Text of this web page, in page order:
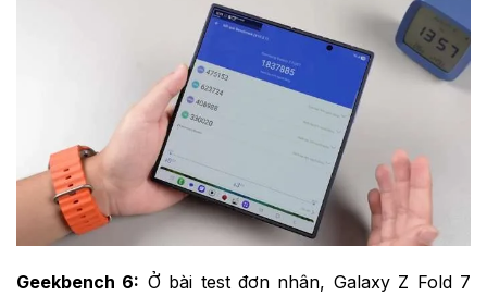
Geekbench 6: Ở bài test đơn nhân, Galaxy Z Fold 7